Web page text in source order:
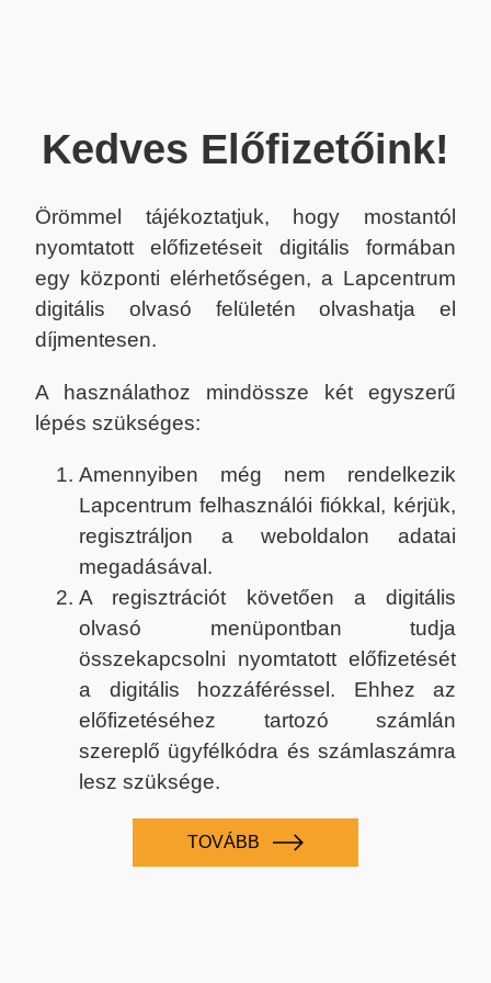
Kedves Előfizetőink!
Örömmel tájékoztatjuk, hogy mostantól
nyomtatott előfizetéseit digitális formában
egy központi elérhetőségen, a Lapcentrum
digitális olvasó felületén olvashatja el
díjmentesen.
A használathoz mindössze két egyszerű
lépés szükséges:
Amennyiben még nem rendelkezik
Lapcentrum felhasználói fiókkal, kérjük,
regisztráljon a weboldalon adatai
megadásával.
A regisztrációt követően a digitális
olvasó menüpontban tudja
összekapcsolni nyomtatott előfizetését
a digitális hozzáféréssel. Ehhez az
előfizetéséhez tartozó számlán
szereplő ügyfélkódra és számlaszámra
lesz szüksége.
TOVÁBB